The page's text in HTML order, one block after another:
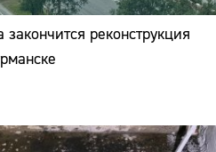
закончится реконструкция